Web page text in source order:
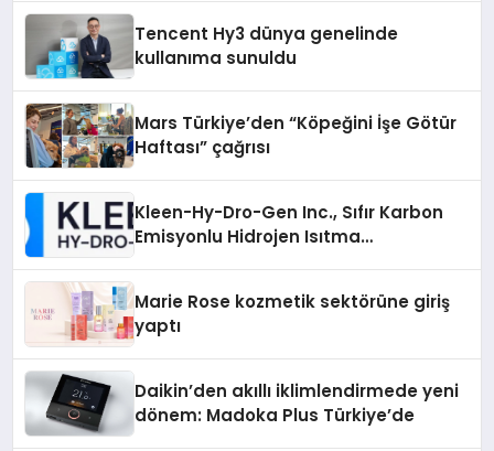
Tencent Hy3 dünya genelinde
kullanıma sunuldu
Mars Türkiye’den “Köpeğini İşe Götür
Haftası” çağrısı
Kleen-Hy-Dro-Gen Inc., Sıfır Karbon
Emisyonlu Hidrojen Isıtma
Marie Rose kozmetik sektörüne giriş
yaptı
Daikin’den akıllı iklimlendirmede yeni
dönem: Madoka Plus Türkiye’de